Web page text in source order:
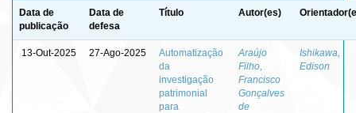
Data de
publicação
Data de
defesa
Título Autor(es)
13-Out-2025 27-Ago-2025
Automatização
da
investigação
patrimonial
para
Araújo
Filho,
Francisco
Gonçalves
de
Ishikawa,
Edison